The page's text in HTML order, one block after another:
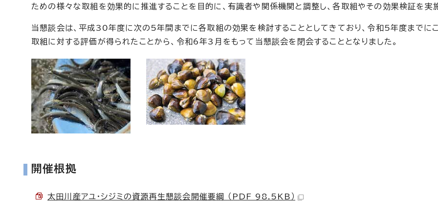
ための様々な取組を効果的に推進することを目的に、有識者や関係機関と調整し、各取組やその効果検証を実施
当懇談会は、平成30年度に次の5年間までに各取組の効果を検討することとしてきており、令和5年度までに
取組に対する評価が得られたことから、令和6年3月をもって当懇談会を閉会することとなりました。
開催根拠
太田川産アユ・シジミの資源再生懇談会開催要綱 （PDF 98.5KB）